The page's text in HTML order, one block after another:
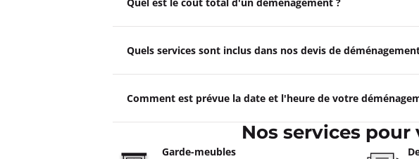
Déménagements BLACHE Montmélian
4,3 386 avis
315 rue De La Caronnière 73800 Montmelian
Plus d'informations
Un devis ? Appeler
Quels services sont inclus dans nos devis de
Comment est prévue la date et l'heure de votre
Nos services
Garde-meubles